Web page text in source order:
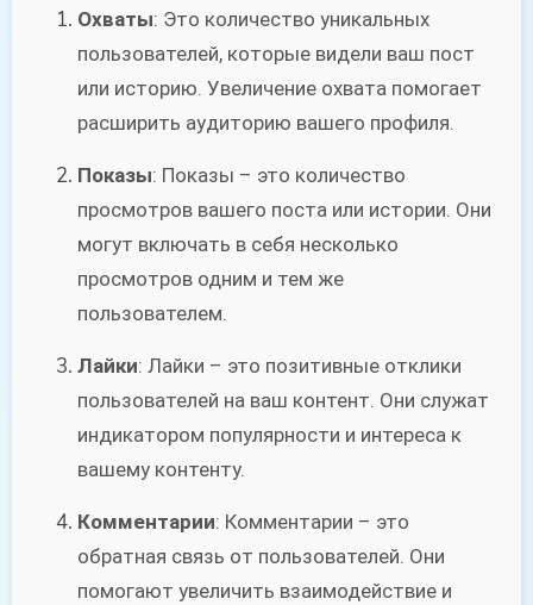
Охваты: Это количество уникальных
пользователей, которые видели ваш пост
или историю. Увеличение охвата помогает
расширить аудиторию вашего профиля.
Показы: Показы – это количество
просмотров вашего поста или истории. Они
могут включать в себя несколько
просмотров одним и тем же
пользователем.
Лайки: Лайки – это позитивные отклики
пользователей на ваш контент. Они служат
индикатором популярности и интереса к
вашему контенту.
Комментарии: Комментарии – это
обратная связь от пользователей. Они
помогают увеличить взаимодействие и